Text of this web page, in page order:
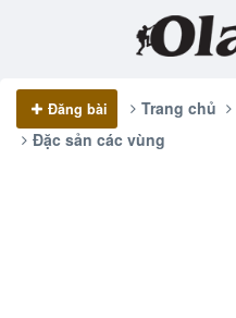
Đăng bài Trang chủ
Đặc sản các vùng